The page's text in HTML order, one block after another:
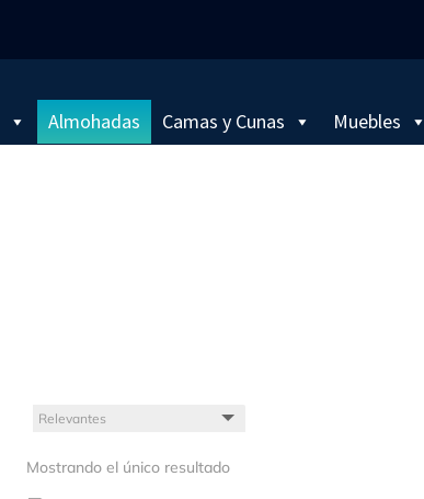
Almohadas Camas y Cunas Muebles
Mostrando el único resultado